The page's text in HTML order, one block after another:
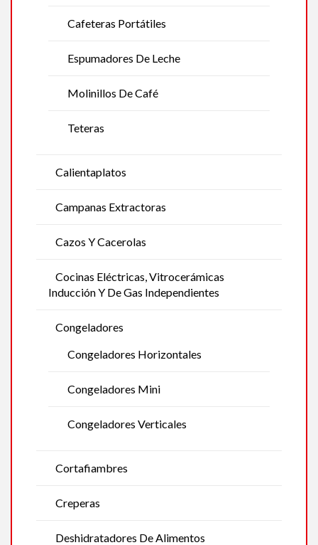
Cafeteras Portátiles
Espumadores De Leche
Molinillos De Café
Teteras
Calientaplatos
Campanas Extractoras
Cazos Y Cacerolas
Cocinas Eléctricas, Vitrocerámicas
Inducción Y De Gas Independientes
Congeladores
Congeladores Horizontales
Congeladores Mini
Congeladores Verticales
Cortafiambres
Creperas
Deshidratadores De Alimentos